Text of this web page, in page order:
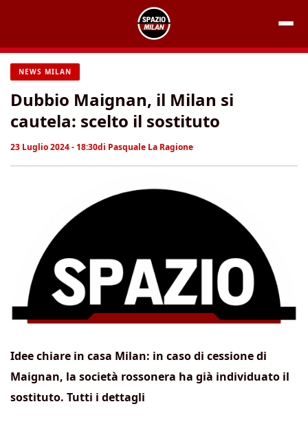
contenuto
NEWS MILAN
Dubbio Maignan, il Milan si
cautela: scelto il sostituto
23 Luglio 2024 - 18:30di Pasquale La Ragione
Idee chiare in casa Milan: in caso di cessione di
Maignan, la società rossonera ha già individuato il
sostituto. Tutti i dettagli